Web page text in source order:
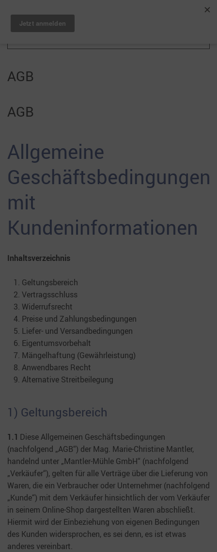
Zum Hauptinhalt springen
AGB
AGB
Allgemeine
Geschäftsbedingungen
mit
Kundeninformationen
Inhaltsverzeichnis
Geltungsbereich
Vertragsschluss
Widerrufsrecht
Preise und Zahlungsbedingungen
Liefer- und Versandbedingungen
Eigentumsvorbehalt
Mängelhaftung (Gewährleistung)
Anwendbares Recht
Alternative Streitbeilegung
1) Geltungsbereich
1.1 Diese Allgemeinen Geschäftsbedingungen
(nachfolgend „AGB“) der Mag. Marie-Christine Mantler,
handelnd unter „Mantler-Mühle GmbH“ (nachfolgend
„Verkäufer“), gelten für alle Verträge über die Lieferung von
Waren, die ein Verbraucher oder Unternehmer (nachfolgend
„Kunde“) mit dem Verkäufer hinsichtlich der vom Verkäufer
in seinem Online-Shop dargestellten Waren abschließt.
Hiermit wird der Einbeziehung von eigenen Bedingungen
des Kunden widersprochen, es sei denn, es ist etwas
anderes vereinbart.